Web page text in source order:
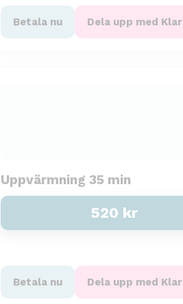
Betala nu Dela upp med
Uppvärmning 35 min
520 kr
Betala nu Dela upp med